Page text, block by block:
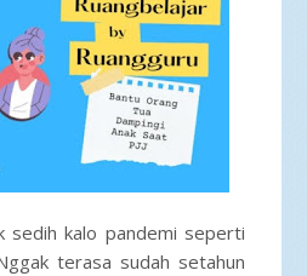
sedih kalo pandemi seperti
terasa sudah setahun